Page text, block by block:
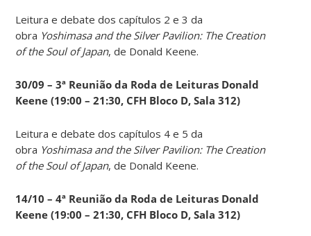
Leitura e debate dos capítulos 2 e 3 da
obra Yoshimasa and the Silver Pavilion: The Creation
of the Soul of Japan, de Donald Keene.
30/09 – 3ª Reunião da Roda de Leituras Donald
Keene (19:00 – 21:30, CFH Bloco D, Sala 312)
Leitura e debate dos capítulos 4 e 5 da
obra Yoshimasa and the Silver Pavilion: The Creation
of the Soul of Japan, de Donald Keene.
14/10 – 4ª Reunião da Roda de Leituras Donald
Keene (19:00 – 21:30, CFH Bloco D, Sala 312)